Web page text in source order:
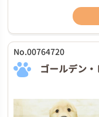
No.00764720
ゴールデン